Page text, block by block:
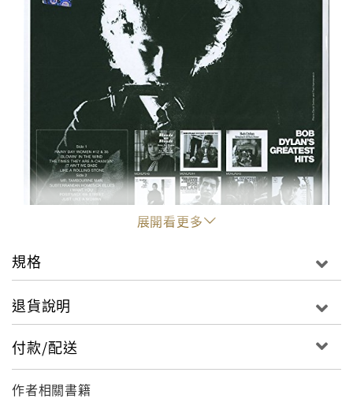
展開看更多
規格
退貨說明
付款/配送
作者相關書籍